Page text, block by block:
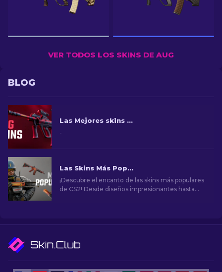
VER TODOS LOS SKINS DE AUG
BLOG
Las Mejores skins AUG CS2 en todos los precios [2026]
-
Las Skins Más Populares en CS2
¡Descubre el encanto de las skins más populares
de CS2! Desde diseños impresionantes hasta